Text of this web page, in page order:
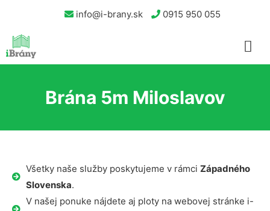
info@i-brany.sk 0915 950 055
Brána 5m Miloslavov
Všetky naše služby poskytujeme v rámci Západného
Slovenska.
V našej ponuke nájdete aj ploty na webovej stránke i-